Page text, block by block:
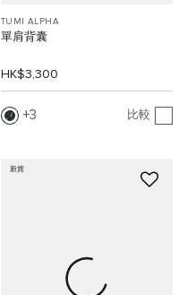
TUMI ALPHA
單肩背囊
HK$3,300
3 比較
新貨